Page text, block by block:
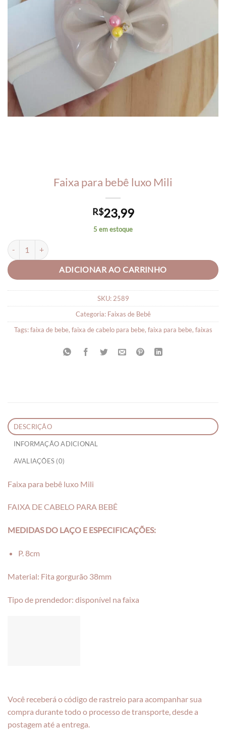
Faixa para bebê luxo Mili
R$23,99
5 em estoque
Faixa para bebê luxo Mili quantidade
ADICIONAR AO CARRINHO
SKU: 2589
Categoria: Faixas de Bebê
Tags:faixa de bebe, faixa de cabelo para bebe, faixa para bebe, faixas
DESCRIÇÃO
INFORMAÇÃO ADICIONAL
AVALIAÇÕES (0)
Faixa para bebê luxo Mili
FAIXA DE CABELO PARA BEBÊ
MEDIDAS DO LAÇO E ESPECIFICAÇÕES:
P. 8cm
Material: Fita gorgurão 38mm
Tipo de prendedor: disponível na faixa
Você receberá o código de rastreio para acompanhar sua
compra durante todo o processo de transporte, desde a
postagem até a entrega.